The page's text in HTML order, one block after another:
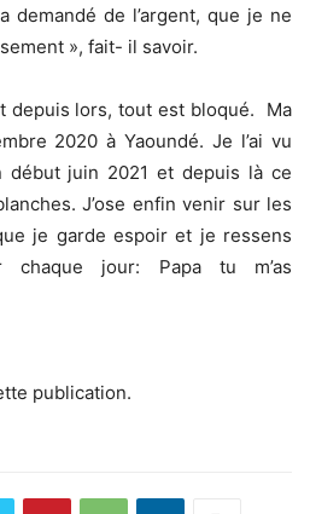
demandé de l’argent, que je ne
», fait- il savoir.
depuis lors, tout est bloqué. Ma
2020 à Yaoundé. Je l’ai vu
juin 2021 et depuis là ce
J’ose enfin venir sur les
je garde espoir et je ressens
jour: Papa tu m’as
publication.